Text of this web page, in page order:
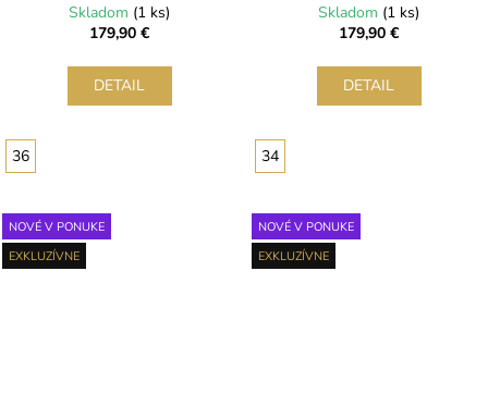
Skladom (1 ks)
179,90 €
DETAIL
36
rozparkom
Skladom (1 ks)
179,90 €
DETAIL
34
NOVÉ V PONUKE
EXKLUZÍVNE
NOVÉ V PONUKE
EXKLUZÍVNE